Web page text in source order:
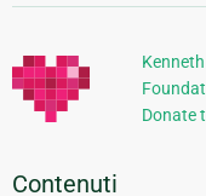
aggiuntive
Donate
Contenuti